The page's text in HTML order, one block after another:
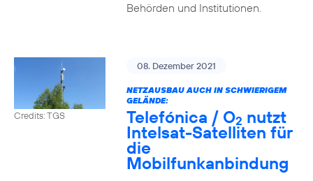
Behörden und Institutionen.
Credits: TGS
08. Dezember 2021
NETZAUSBAU AUCH IN SCHWIERIGEM
GELÄNDE:
Telefónica / O2 nutzt
Intelsat-Satelliten für
die
Mobilfunkanbindung